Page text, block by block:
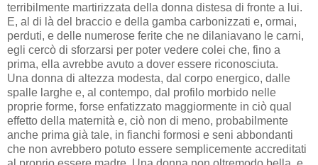
terribilmente martirizzata della donna distesa di fronte a lui.
E, al di là del braccio e della gamba carbonizzati e, ormai,
perduti, e delle numerose ferite che ne dilaniavano le carni,
egli cercò di sforzarsi per poter vedere colei che, fino a
prima, ella avrebbe avuto a dover essere riconosciuta.
Una donna di altezza modesta, dal corpo energico, dalle
spalle larghe e, al contempo, dal profilo morbido nelle
proprie forme, forse enfatizzato maggiormente in ciò qual
effetto della maternità e, ciò non di meno, probabilmente
anche prima già tale, in fianchi formosi e seni abbondanti
che non avrebbero potuto essere semplicemente accreditati